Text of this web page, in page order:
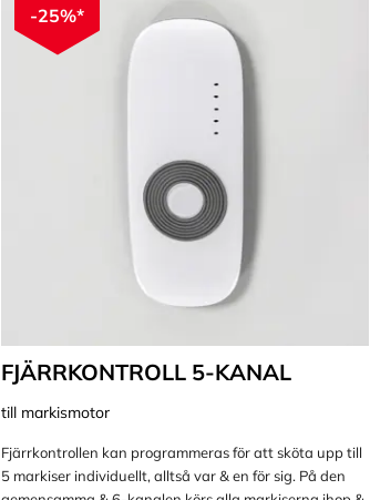
-25%*
FJÄRRKONTROLL 5-KANAL
till markismotor
Fjärrkontrollen kan programmeras för att sköta upp till
5 markiser individuellt, alltså var & en för sig. På den